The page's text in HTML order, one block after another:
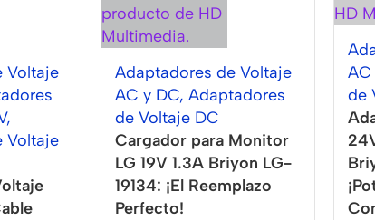
Voltaje
,
Voltaje
Adaptadores de Voltaje
AC y DC, Adaptadores
de Voltaje DC
Cargador para Monitor
LG 19V 1.3A Briyon LG-
19134: ¡El Reemplazo
Perfecto!
AC
de